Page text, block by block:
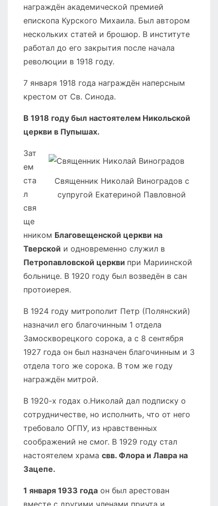
награждён академической премией
епископа Курского Михаила. Был автором
нескольких статей и брошюр. В институте
работал до его закрытия после начала
революции в 1918 году.
7 января 1918 года награждён наперсным
крестом от Св. Синода.
В 1918 году был настоятелем Никольской
церкви в Пупышах.
Священник Николай Виноградов с
супругой Екатериной Павловной
Зат
ем
ста
л
свя
ще
нником Благовещенской церкви на
Тверской и одновременно служил в
Петропавловской церкви при Мариинской
больнице. В 1920 году был возведён в сан
протоиерея.
В 1924 году митрополит Петр (Полянский)
назначил его благочинным 1 отдела
Замоскворецкого сорока, а с 8 сентября
1927 года он был назначен благочинным и 3
отдела того же сорока. В том же году
награждён митрой.
В 1920-х годах о.Николай дал подписку о
сотрудничестве, но исполнить, что от него
требовало ОГПУ, из нравственных
соображений не смог. В 1929 году стал
настоятелем храма свв. Флора и Лавра на
Зацепе.
1 января 1933 года он был арестован
вместе с другими членами причта и